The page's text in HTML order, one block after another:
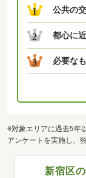
1 公共の
2 都心に
3 必要な
※対象エリアに過去5年
アンケートを実施し、
新宿区